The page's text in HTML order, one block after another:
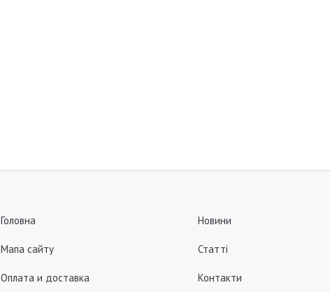
Головна
Мапа сайту
Оплата и доставка
Новини
Статті
Контакти